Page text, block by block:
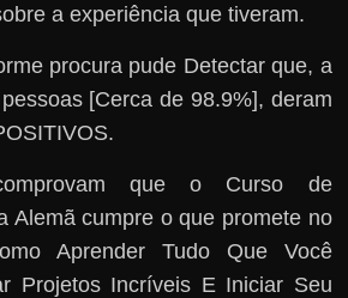
a experiência que tiveram.
procura pude Detectar que, a
[Cerca de 98.9%], deram
que o Curso de
Alemã cumpre o que promete no
Aprender Tudo Que Você
Projetos Incríveis E Iniciar Seu